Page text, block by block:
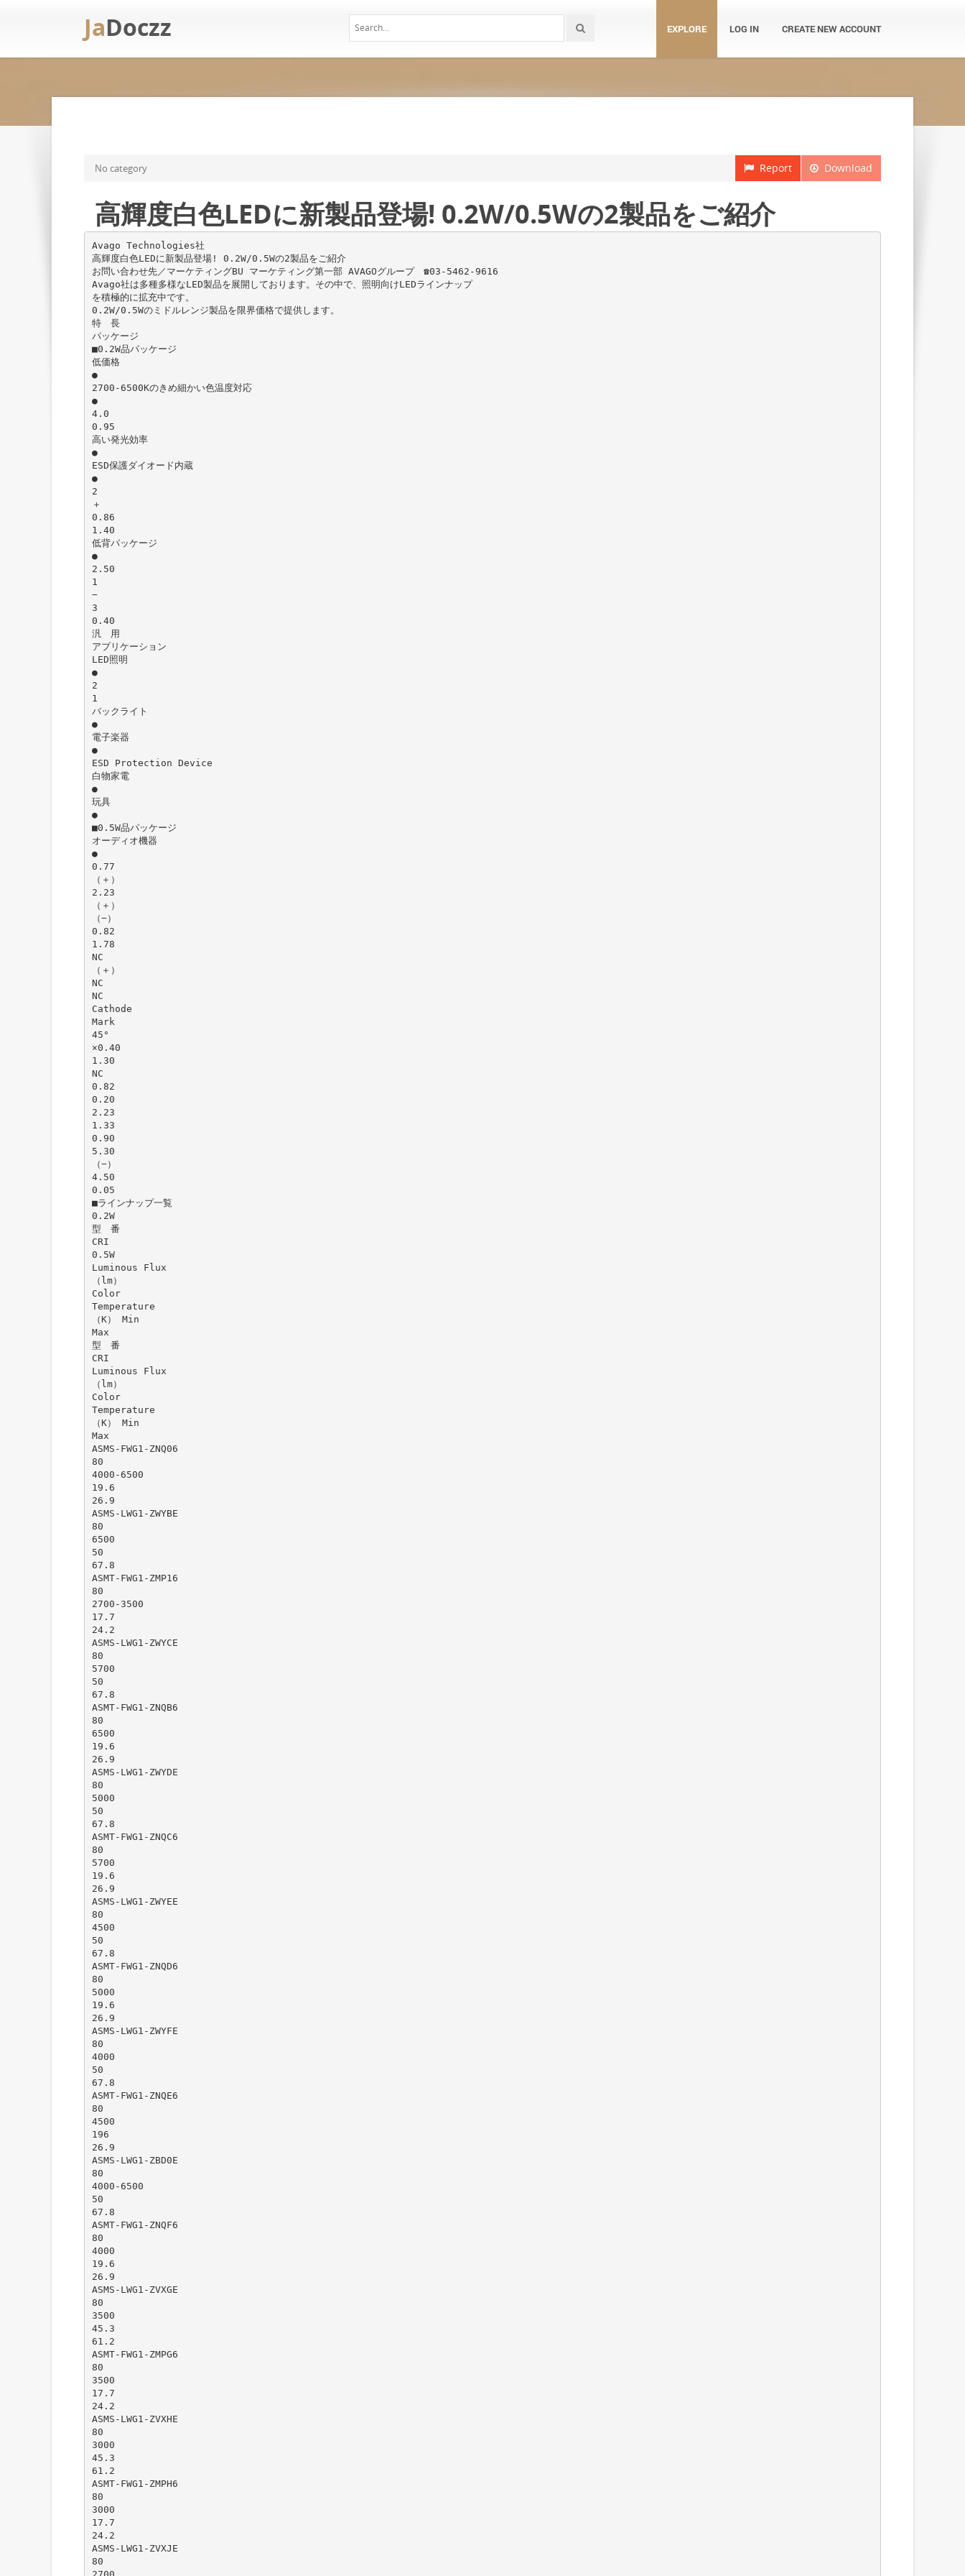
JaDoczz EXPLORE LOG IN CREATE NEW ACCOUNT
Download
Report
No category
高輝度白色LEDに新製品登場! 0.2W/0.5Wの2製品をご紹介
Avago Technologies社
高輝度白色LEDに新製品登場! 0.2W/0.5Wの2製品をご紹介
お問い合わせ先／マーケティングBU マーケティング第一部 AVAGOグループ ☎03-5462-9616
Avago社は多種多様なLED製品を展開しております。その中で、照明向けLEDラインナップ
を積極的に拡充中です。
0.2W/0.5Wのミドルレンジ製品を限界価格で提供します。
特 長
パッケージ
■0.2W品パッケージ
低価格
●
2700-6500Kのきめ細かい色温度対応
●
4.0
0.95
高い発光効率
●
ESD保護ダイオード内蔵
●
2
＋
0.86
1.40
低背パッケージ
●
2.50
1
−
3
0.40
汎 用
アプリケーション
LED照明
●
2
1
バックライト
●
電子楽器
●
ESD Protection Device
白物家電
●
玩具
●
■0.5W品パッケージ
オーディオ機器
●
0.77
（＋）
2.23
（＋）
（−）
0.82
1.78
NC
（＋）
NC
NC
Cathode
Mark
45°
×0.40
1.30
NC
0.82
0.20
2.23
1.33
0.90
5.30
（−）
4.50
0.05
■ラインナップ一覧
0.2W
型 番
CRI
0.5W
Luminous Flux
（lm）
Color
Temperature
（K） Min
Max
型 番
CRI
Luminous Flux
（lm）
Color
Temperature
（K） Min
Max
ASMS-FWG1-ZNQ06
80
4000-6500
19.6
26.9
ASMS-LWG1-ZWYBE
80
6500
50
67.8
ASMT-FWG1-ZMP16
80
2700-3500
17.7
24.2
ASMS-LWG1-ZWYCE
80
5700
50
67.8
ASMT-FWG1-ZNQB6
80
6500
19.6
26.9
ASMS-LWG1-ZWYDE
80
5000
50
67.8
ASMT-FWG1-ZNQC6
80
5700
19.6
26.9
ASMS-LWG1-ZWYEE
80
4500
50
67.8
ASMT-FWG1-ZNQD6
80
5000
19.6
26.9
ASMS-LWG1-ZWYFE
80
4000
50
67.8
ASMT-FWG1-ZNQE6
80
4500
196
26.9
ASMS-LWG1-ZBD0E
80
4000-6500
50
67.8
ASMT-FWG1-ZNQF6
80
4000
19.6
26.9
ASMS-LWG1-ZVXGE
80
3500
45.3
61.2
ASMT-FWG1-ZMPG6
80
3500
17.7
24.2
ASMS-LWG1-ZVXHE
80
3000
45.3
61.2
ASMT-FWG1-ZMPH6
80
3000
17.7
24.2
ASMS-LWG1-ZVXJE
80
2700